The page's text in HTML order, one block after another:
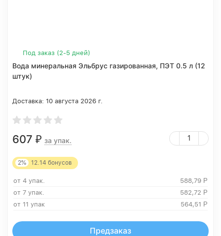
Под заказ (2-5 дней)
Вода минеральная Эльбрус газированная, ПЭТ 0.5 л (12
штук)
Доставка: 10 августа 2026 г.
607 ₽ за упак.
2% 12.14 бонусов
от 4 упак. 588,79 Р
от 7 упак.
582,72 Р
от 11 упак
564,51 Р
Предзаказ